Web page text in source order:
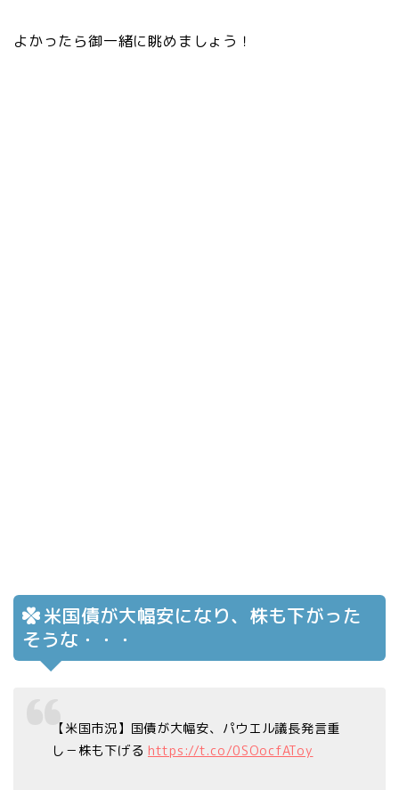
よかったら御一緒に眺めましょう！
米国債が大幅安になり、株も下がった
そうな・・・
【米国市況】国債が大幅安、パウエル議長発言重
し－株も下げる https://t.co/0SOocfAToy